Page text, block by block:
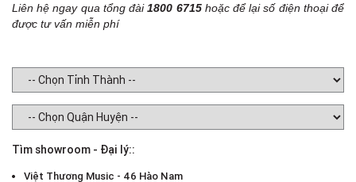
Liên hệ ngay qua tổng đài1800 6715hoặc để lại số điện thoại để
được tư vấn miễn phí
Tìm showroom - Đại lý::
Việt Thương Music - 46 Hào Nam